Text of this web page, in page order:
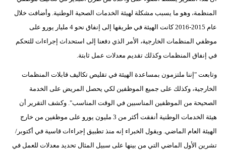
المنظمة، وهو ما يسبب مشكلة لهيئة الخدمات الصحية الوطنية. وأضافت خلال
عام 2015-2016 كانت الهيئة في طريقها إلى إنفاق نحو 4 مليار يورو على
موظفي المنظمات الخارجية، الأمر الذي دفعنا إلى استحداث إجراءات للتحكم
في إنفاق المنظمات وكذلك تقديم معدلات عمل ثابتة.
وتابعت "إننا ملتزمون بمساعدة الهيئة في تقليص تكاليف قابلات المنظمات
الخارجية، وكذلك على جميع الموظفين لكي يحصل المريض على الخدمة
الصحيحة من الموظفين المناسبين في الوقت المناسب". وكشف التقرير أن
هيئة الخدمات الوطنية أنفقت أكثر من 3 مليون يورو على موظفين من خارج
الهيئة العام الماضي. ويقول الخبراء إنه منذ تطبيق إجراءات قاسية في أكتوبر/
تشرين الأول الماضي التي من بينها على سبيل المثال تحديد معدلات للعمل في